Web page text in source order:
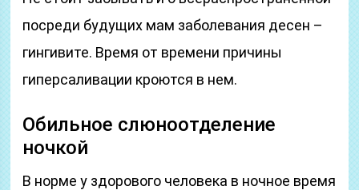
посреди будущих мам заболевания десен –
гингивите. Время от времени причины
гиперсаливации кроются в нем.
Обильное слюноотделение
ночкой
В норме у здорового человека в ночное время